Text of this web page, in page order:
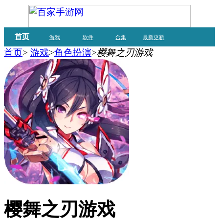
首页 游戏 软件 合集 最新更新
首页> 游戏>角色扮演>樱舞之刃游戏
樱舞之刃游戏